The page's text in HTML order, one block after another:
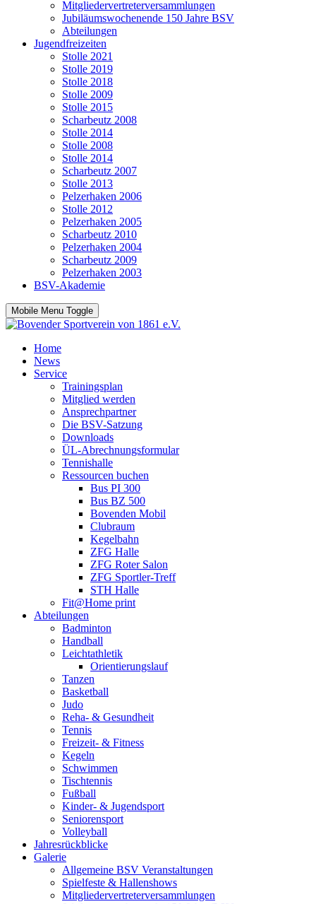
Mitgliedervertreterversammlungen
Jubiläumswochenende 150 Jahre BSV
Abteilungen
Jugendfreizeiten
Stolle 2021
Stolle 2019
Stolle 2018
Stolle 2009
Stolle 2015
Scharbeutz 2008
Stolle 2014
Stolle 2008
Stolle 2014
Scharbeutz 2007
Stolle 2013
Pelzerhaken 2006
Stolle 2012
Pelzerhaken 2005
Scharbeutz 2010
Pelzerhaken 2004
Scharbeutz 2009
Pelzerhaken 2003
BSV-Akademie
Mobile Menu Toggle
Home
News
Service
Trainingsplan
Mitglied werden
Ansprechpartner
Die BSV-Satzung
Downloads
ÜL-Abrechnungsformular
Tennishalle
Ressourcen buchen
Bus PI 300
Bus BZ 500
Bovenden Mobil
Clubraum
Kegelbahn
ZFG Halle
ZFG Roter Salon
ZFG Sportler-Treff
STH Halle
Fit@Home print
Abteilungen
Badminton
Handball
Leichtathletik
Orientierungslauf
Tanzen
Basketball
Judo
Reha- & Gesundheit
Tennis
Freizeit- & Fitness
Kegeln
Schwimmen
Tischtennis
Fußball
Kinder- & Jugendsport
Seniorensport
Volleyball
Jahresrückblicke
Galerie
Allgemeine BSV Veranstaltungen
Spielfeste & Hallenshows
Mitgliedervertreterversammlungen